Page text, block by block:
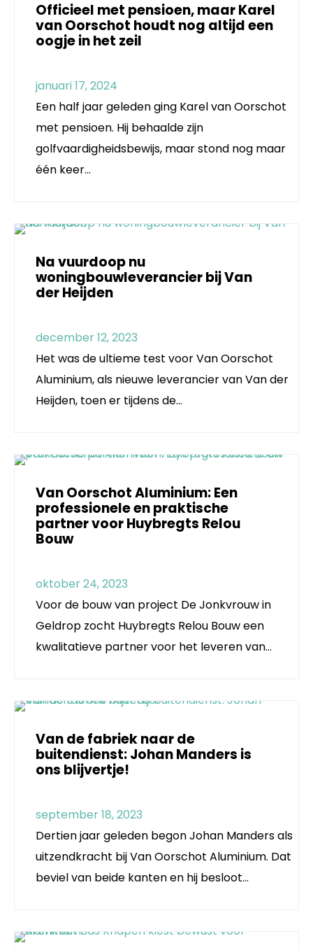
Officieel met pensioen, maar Karel
van Oorschot houdt nog altijd een
oogje in het zeil
januari 17, 2024
Een half jaar geleden ging Karel van Oorschot
met pensioen. Hij behaalde zijn
golfvaardigheidsbewijs, maar stond nog maar
één keer…
Na vuurdoop nu
woningbouwleverancier bij Van
der Heijden
december 12, 2023
Het was de ultieme test voor Van Oorschot
Aluminium, als nieuwe leverancier van Van der
Heijden, toen er tijdens de…
Van Oorschot Aluminium: Een
professionele en praktische
partner voor Huybregts Relou
Bouw
oktober 24, 2023
Voor de bouw van project De Jonkvrouw in
Geldrop zocht Huybregts Relou Bouw een
kwalitatieve partner voor het leveren van…
Van de fabriek naar de
buitendienst: Johan Manders is
ons blijvertje!
september 18, 2023
Dertien jaar geleden begon Johan Manders als
uitzendkracht bij Van Oorschot Aluminium. Dat
beviel van beide kanten en hij besloot…